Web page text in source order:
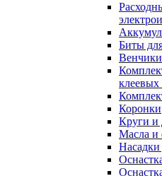
Биты
Венчики
клеевых
Коронки
Круги и
Масла и
Насадки